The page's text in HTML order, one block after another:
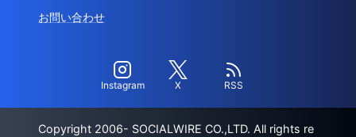
お問い合わせ
Instagram X RSS
Copyright 2006- SOCIALWIRE CO.,LTD. All rights re